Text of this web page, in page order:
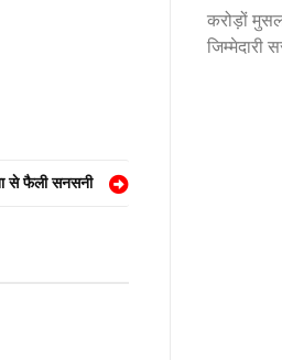
से फैली सनसनी
करोड़ों
जिम्मेदारी